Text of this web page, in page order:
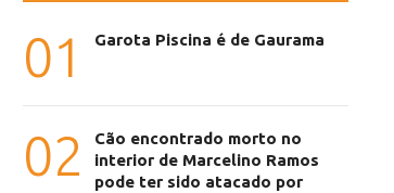
01 Garota Piscina é de Gaurama
02
Cão encontrado morto no
interior de Marcelino Ramos
pode ter sido atacado por